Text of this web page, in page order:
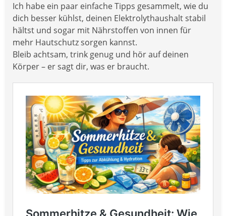
Ich habe ein paar einfache Tipps gesammelt, wie du
dich besser kühlst, deinen Elektrolythaushalt stabil
hältst und sogar mit Nährstoffen von innen für
mehr Hautschutz sorgen kannst.
Bleib achtsam, trink genug und hör auf deinen
Körper – er sagt dir, was er braucht.